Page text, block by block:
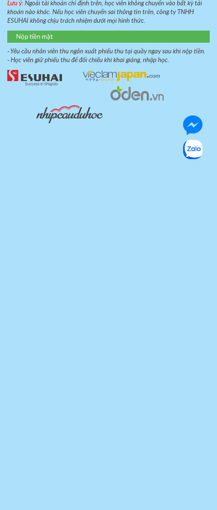
Lưu ý: Ngoài tài khoản chỉ định trên, học viên không chuyển vào bất kỳ tài
khoản nào khác. Nếu học viên chuyển sai thông tin trên, công ty TNHH
ESUHAI không chịu trách nhiệm dưới mọi hình thức.
Nộp tiền mặt
- Yêu cầu nhân viên thu ngân xuất phiếu thu tại quầy ngay sau khi nộp tiền.
- Học viên giữ phiếu thu để đối chiếu khi khai giảng, nhập học.